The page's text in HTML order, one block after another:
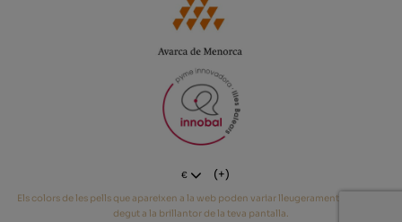
€ (+)
Els colors de les pells que apareixen a la web poden variar lleugerament del tò real
degut a la brillantor de la teva pantalla.